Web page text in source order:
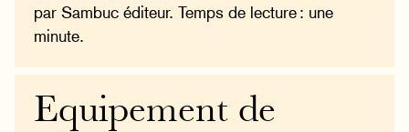
par Sambuc éditeur. Temps de lecture : une
minute.
Equipement de